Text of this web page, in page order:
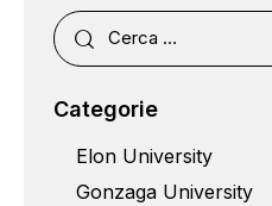
Categorie
Elon University
Gonzaga University